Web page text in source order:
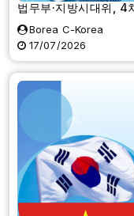
법무부·지방시대위,
Borea C-Korea
17/07/2026